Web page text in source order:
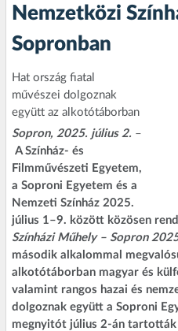
Nemzetközi
Sopronban
Hat ország fiatal
művészei dolgoznak
együtt az alkotótáborban
Sopron, 2025. július 2. –
A Színház- és
Filmművészeti Egyetem,
a Soproni Egyetem és a
Nemzeti Színház 2025.
július 1–9. között közösen
Színházi Műhely – Sopron
második alkalommal
alkotótáborban magyar és
valamint rangos hazai és
dolgoznak együtt a Soproni
megnyitót július 2-án tartották